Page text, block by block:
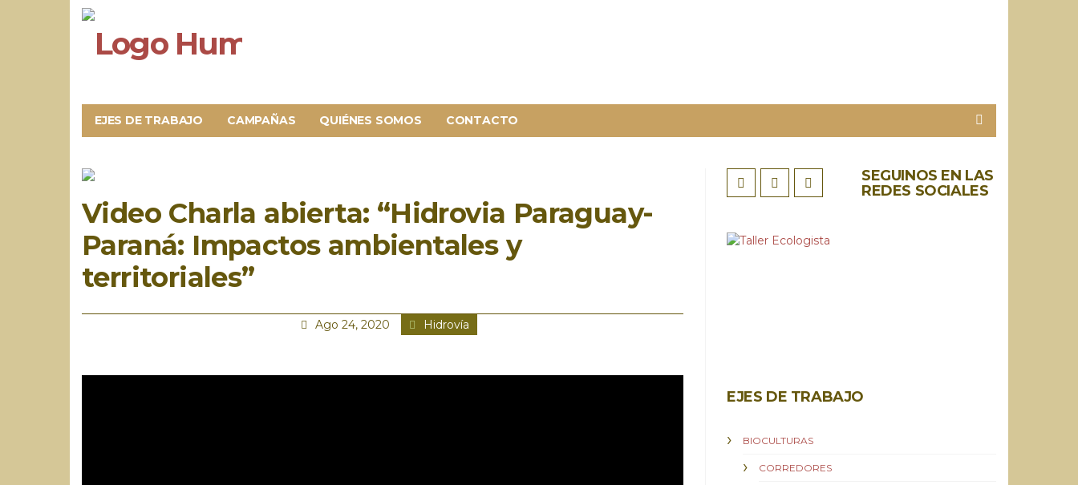
EJES DE TRABAJO CAMPAÑAS QUIÉNES SOMOS CONTACTO
Video Charla abierta: “Hidrovia Paraguay-
Paraná: Impactos ambientales y
territoriales”
Ago 24, 2020 Hidrovía
SEGUINOS EN LAS
REDES SOCIALES
EJES DE TRABAJO
BIOCULTURAS
CORREDORES